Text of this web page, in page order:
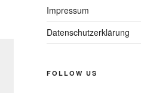
Impressum
Datenschutzerklärung
FOLLOW US